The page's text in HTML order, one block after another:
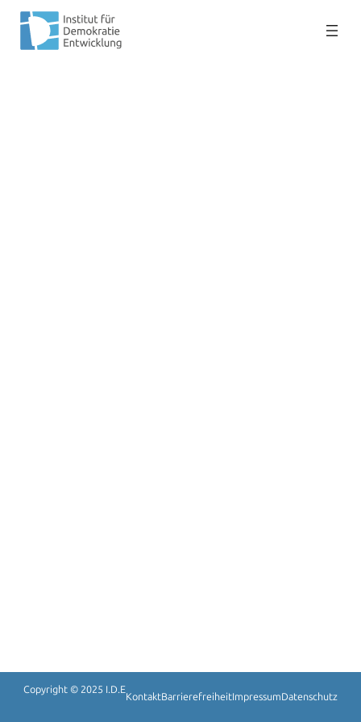
Copyright © 2025 I.D.E
KontaktBarrierefreiheitImpressumDatenschutz